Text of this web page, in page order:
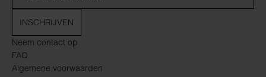
Neem contact op
FAQ
Algemene voorwaarden
INSCHRIJVEN